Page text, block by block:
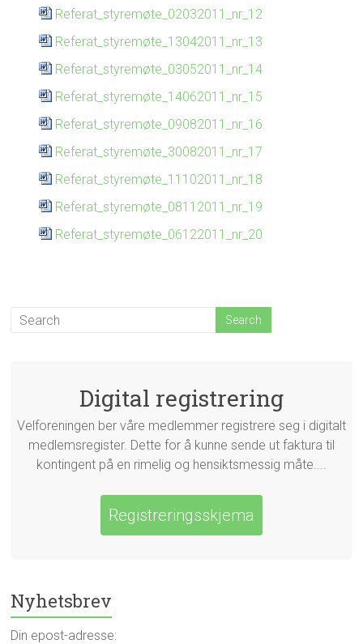
Referat_styremøte_02032011_nr_12
Referat_styremøte_13042011_nr_13
Referat_styremøte_03052011_nr_14
Referat_styremøte_14062011_nr_15
Referat_styremøte_09082011_nr_16
Referat_styremøte_30082011_nr_17
Referat_styremøte_11102011_nr_18
Referat_styremøte_08112011_nr_19
Referat_styremøte_06122011_nr_20
Digital registrering
Velforeningen ber våre medlemmer registrere seg i digitalt
medlemsregister. Dette for å kunne sende ut faktura til
kontingent på en rimelig og hensiktsmessig måte....
Registreringsskjema
Nyhetsbrev
Din epost-adresse: